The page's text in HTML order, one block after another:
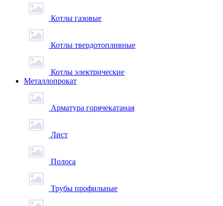
Котлы газовые
Котлы твердотопливные
Котлы электрические
Металлопрокат
Арматура горячекатаная
Лист
Полоса
Трубы профильные